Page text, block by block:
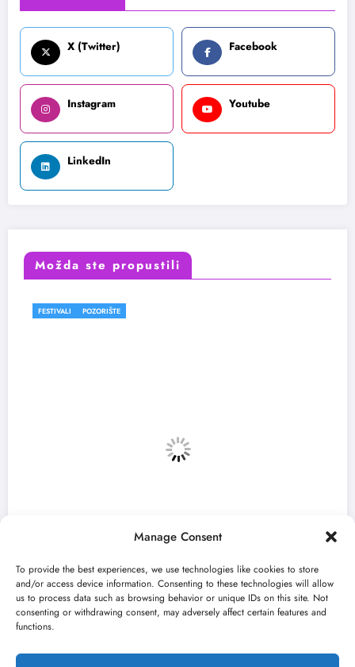
Manage Consent
To provide the best experiences, we use technologies like cookies to store
and/or access device information. Consenting to these technologies will allow
us to process data such as browsing behavior or unique IDs on this site. Not
consenting or withdrawing consent, may adversely affect certain features and
functions.
X (Twitter) Facebook
Instagram Youtube
LinkedIn
Možda ste propustili
otvara 59. Bitef u